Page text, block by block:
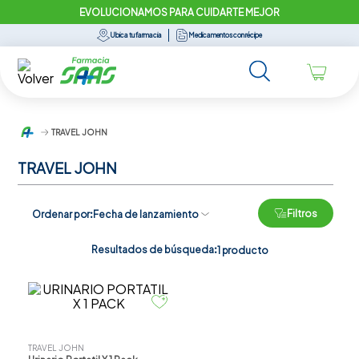
EVOLUCIONAMOS PARA CUIDARTE MEJOR
Ubica tu farmacia Medicamentos con récipe
TRAVEL JOHN
TRAVEL JOHN
Ordenar por Fecha de lanzamiento Filtros
Resultados de búsqueda:1 producto
TRAVEL JOHN